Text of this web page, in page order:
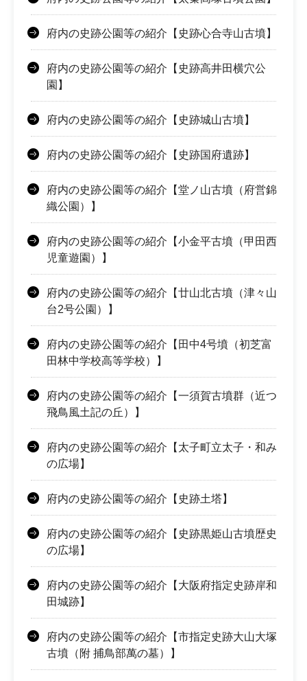
府内の史跡公園等の紹介【史跡心合寺山古墳】
府内の史跡公園等の紹介【史跡高井田横穴公
園】
府内の史跡公園等の紹介【史跡城山古墳】
府内の史跡公園等の紹介【史跡国府遺跡】
府内の史跡公園等の紹介【堂ノ山古墳（府営錦
織公園）】
府内の史跡公園等の紹介【小金平古墳（甲田西
児童遊園）】
府内の史跡公園等の紹介【廿山北古墳（津々山
台2号公園）】
府内の史跡公園等の紹介【田中4号墳（初芝富
田林中学校高等学校）】
府内の史跡公園等の紹介【一須賀古墳群（近つ
飛鳥風土記の丘）】
府内の史跡公園等の紹介【太子町立太子・和み
の広場】
府内の史跡公園等の紹介【史跡土塔】
府内の史跡公園等の紹介【史跡黒姫山古墳歴史
の広場】
府内の史跡公園等の紹介【大阪府指定史跡岸和
田城跡】
府内の史跡公園等の紹介【市指定史跡大山大塚
古墳（附 捕鳥部萬の墓）】